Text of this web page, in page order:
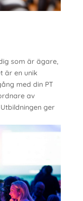
som är ägare,
är en unik
med din PT
av
ger